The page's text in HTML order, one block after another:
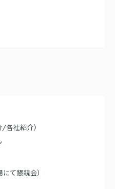
各社紹介）
て懇親会）